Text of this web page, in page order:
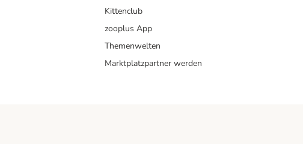
Kittenclub
zooplus App
Themenwelten
Marktplatzpartner werden